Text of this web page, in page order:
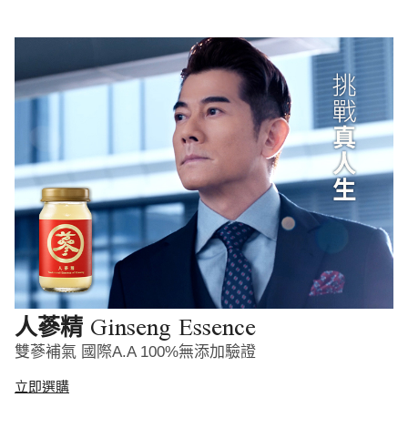
人蔘精 Ginseng Essence
雙蔘補氣 國際A.A 100%無添加驗證
立即選購